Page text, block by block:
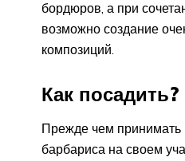
бордюров, а при
возможно создание
композиций.
Как посадить?
Прежде чем
барбариса на своем